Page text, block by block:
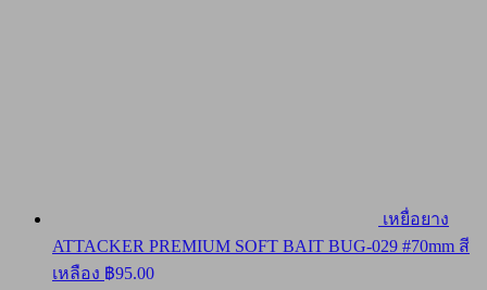
เหยื่อยาง
ATTACKER PREMIUM SOFT BAIT BUG-029 #70mm สี
เหลือง ฿95.00